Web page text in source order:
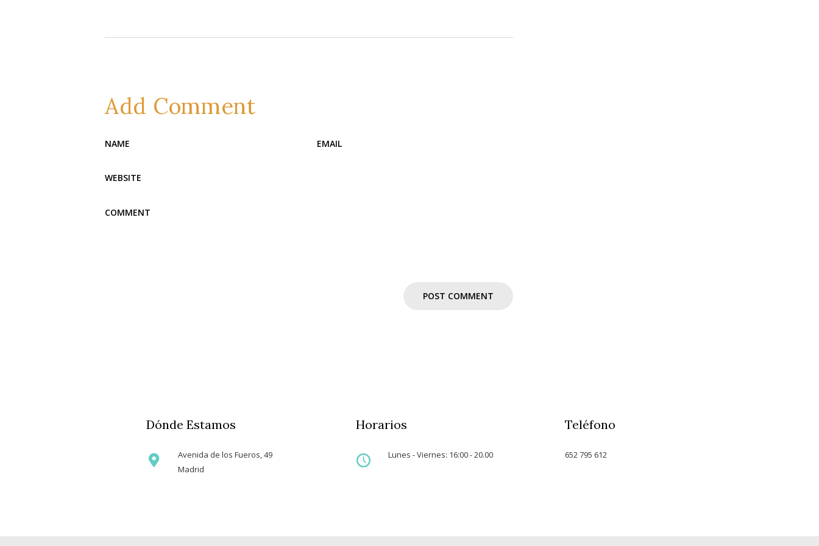
Add Comment
Dónde Estamos
Avenida de los Fueros, 49
Madrid
Horarios
Lunes - Viernes: 16:00 - 20.00
Teléfono
652 795 612